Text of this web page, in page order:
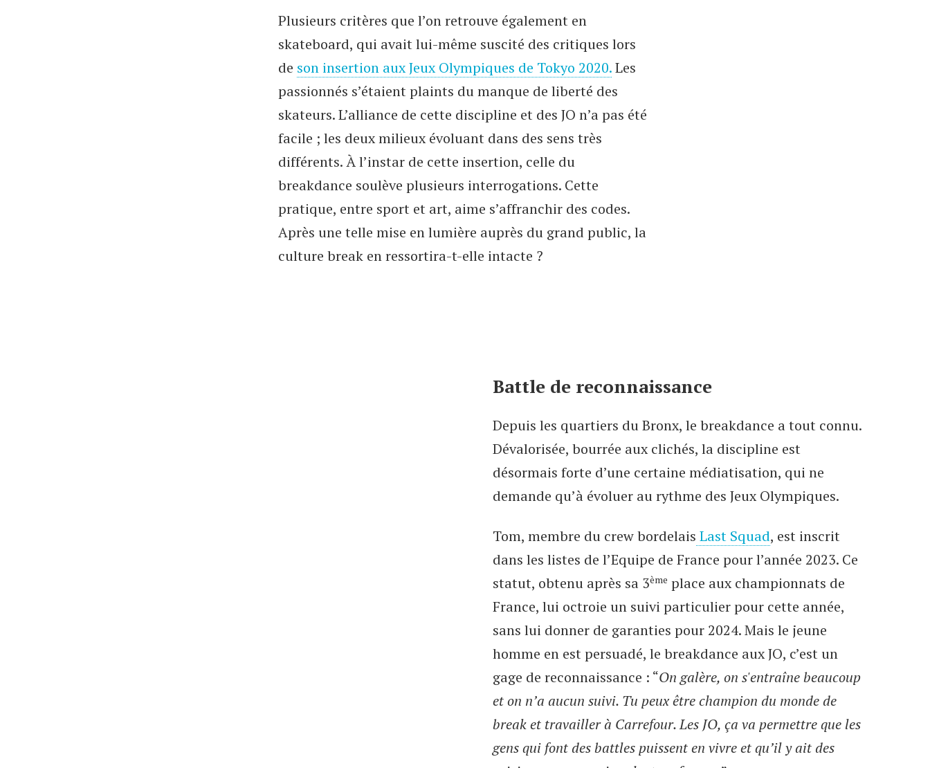
Plusieurs critères que l’on retrouve également en
skateboard, qui avait lui-même suscité des critiques lors
de son insertion aux Jeux Olympiques de Tokyo 2020.Les
passionnés s’étaient plaints du manque de liberté des
skateurs. L’alliance de cette discipline et des JO n’a pas été
facile ; les deux milieux évoluant dans des sens très
différents. À l’instar de cette insertion, celle du
breakdance soulève plusieurs interrogations. Cette
pratique, entre sport et art, aime s’affranchir des codes.
Après une telle mise en lumière auprès du grand public, la
culture break en ressortira-t-elle intacte ?
Battle de reconnaissance
Depuis les quartiers du Bronx, le breakdance a tout connu.
Dévalorisée, bourrée aux clichés, la discipline est
désormais forte d’une certaine médiatisation, qui ne
demande qu’à évoluer au rythme des Jeux Olympiques.
Tom, membre du crew bordelais Last Squad, est inscrit
dans les listes de l’Equipe de France pour l’année 2023. Ce
statut, obtenu après sa 3ème place aux championnats de
France, lui octroie un suivi particulier pour cette année,
sans lui donner de garanties pour 2024. Mais le jeune
homme en est persuadé, le breakdance aux JO, c’est un
gage de reconnaissance : “On galère, on s'entraîne beaucoup
et on n’a aucun suivi. Tu peux être champion du monde de
break et travailler à Carrefour. Les JO, ça va permettre que les
gens qui font des battles puissent en vivre et qu’il y ait des